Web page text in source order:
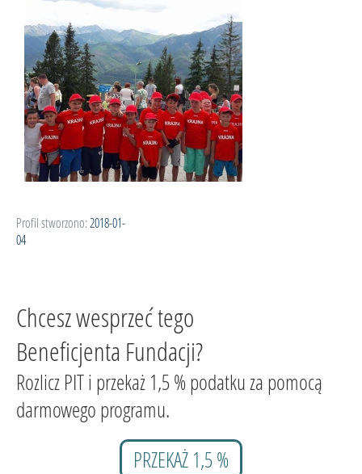
Profil stworzono: 2018-01-
04
Chcesz wesprzeć tego
Beneficjenta Fundacji?
Rozlicz PIT i przekaż 1,5 % podatku za pomocą
darmowego programu.
PRZEKAŻ 1,5 %